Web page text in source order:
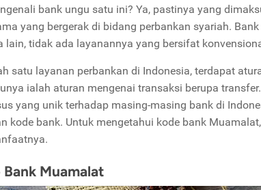
bank ungu satu ini? Ya, pastinya yang
yang bergerak di bidang perbankan syariah.
lain, tidak ada layanannya yang bersifat
satu layanan perbankan di Indonesia, terdapat
ialah aturan mengenai transaksi berupa
yang unik terhadap masing-masing bank di
kode bank. Untuk mengetahui kode bank
Muamalat